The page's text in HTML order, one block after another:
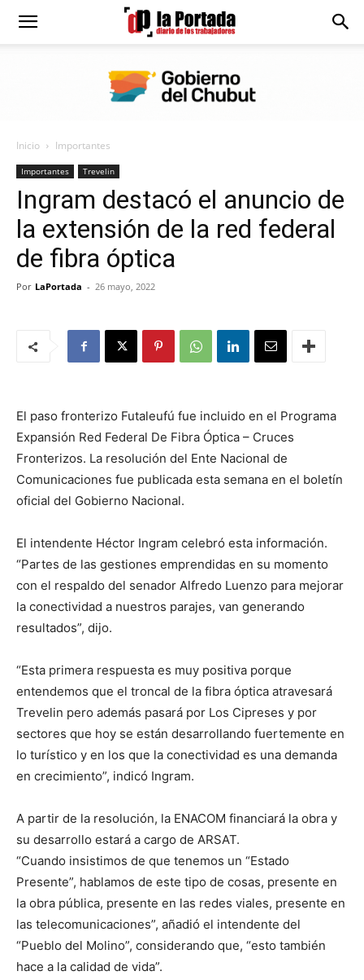
Diario
Portada
Inicio Importantes
Importantes Trevelin
Ingram destacó el anuncio de
la extensión de la red federal
de fibra óptica
Por LaPortada - 26 mayo, 2022
El paso fronterizo Futaleufú fue incluido en el Programa
Expansión Red Federal De Fibra Óptica – Cruces
Fronterizos. La resolución del Ente Nacional de
Comunicaciones fue publicada esta semana en el boletín
oficial del Gobierno Nacional.
El intendente Héctor Ingram celebró esta información.
“Partes de las gestiones emprendidas en su momento
con el respaldo del senador Alfredo Luenzo para mejorar
la conectividad a nuestros parajes, van generando
resultados”, dijo.
“Esta primera respuesta es muy positiva porque
entendemos que el troncal de la fibra óptica atravesará
Trevelin pero además pasará por Los Cipreses y por
sectores que hoy se están desarrollando fuertemente en
lo turístico y en los que la conectividad es una demanda
en crecimiento”, indicó Ingram.
A partir de la resolución, la ENACOM financiará la obra y
su desarrollo estará a cargo de ARSAT.
“Cuando insistimos de que tenemos un “Estado
Presente”, hablamos de este tipo de cosas, presente en
la obra pública, presente en las redes viales, presente en
las telecomunicaciones”, añadió el intendente del
“Pueblo del Molino”, considerando que, “esto también
hace a la calidad de vida”.